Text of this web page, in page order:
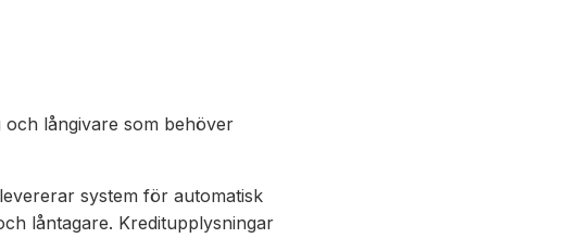
långivare som behöver
system för automatisk
låntagare. Kreditupplysningar